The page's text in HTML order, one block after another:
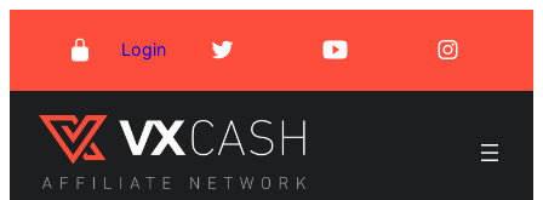
springen
Login